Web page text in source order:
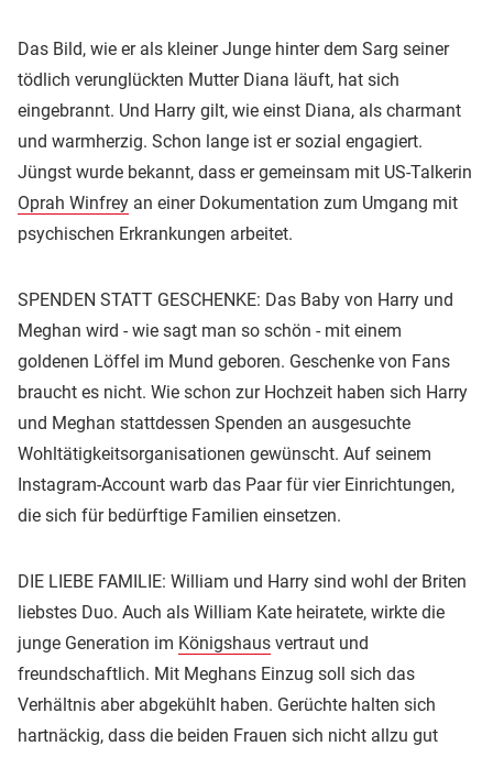
Das Bild, wie er als kleiner Junge hinter dem Sarg seiner
tödlich verunglückten Mutter Diana läuft, hat sich
eingebrannt. Und Harry gilt, wie einst Diana, als charmant
und warmherzig. Schon lange ist er sozial engagiert.
Jüngst wurde bekannt, dass er gemeinsam mit US-Talkerin
Oprah Winfrey an einer Dokumentation zum Umgang mit
psychischen Erkrankungen arbeitet.
SPENDEN STATT GESCHENKE: Das Baby von Harry und
Meghan wird - wie sagt man so schön - mit einem
goldenen Löffel im Mund geboren. Geschenke von Fans
braucht es nicht. Wie schon zur Hochzeit haben sich Harry
und Meghan stattdessen Spenden an ausgesuchte
Wohltätigkeitsorganisationen gewünscht. Auf seinem
Instagram-Account warb das Paar für vier Einrichtungen,
die sich für bedürftige Familien einsetzen.
DIE LIEBE FAMILIE: William und Harry sind wohl der Briten
liebstes Duo. Auch als William Kate heiratete, wirkte die
junge Generation im Königshaus vertraut und
freundschaftlich. Mit Meghans Einzug soll sich das
Verhältnis aber abgekühlt haben. Gerüchte halten sich
hartnäckig, dass die beiden Frauen sich nicht allzu gut